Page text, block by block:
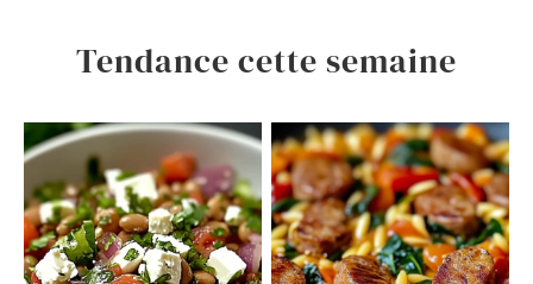
Tendance cette semaine